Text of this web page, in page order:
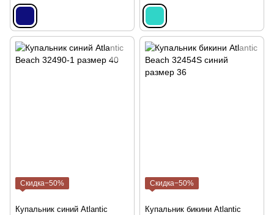
Скидка−50%
Купальник синий Atlantic
Скидка−50%
Купальник бикини Atlantic